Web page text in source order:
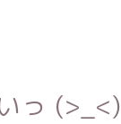
っ (>_<)